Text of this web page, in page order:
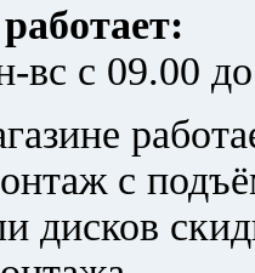
09.00 до
с
дисков